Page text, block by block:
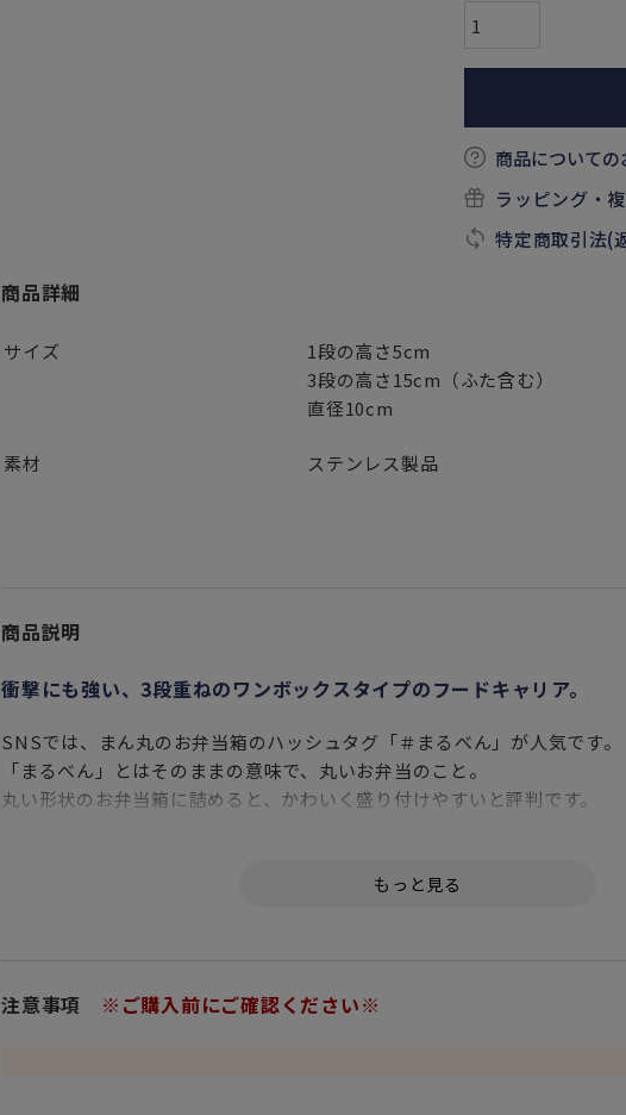
商品について
ラッピング・
特定商取引法(
商品詳細
サイズ
1段の高さ5cm
3段の高さ15cm（ふた含む）
直径10cm
素材 ステンレス製品
商品説明
衝撃にも強い、3段重ねのワンボックスタイプのフードキャリア。
SNSでは、まん丸のお弁当箱のハッシュタグ「＃まるべん」が人気です。
「まるべん」とはそのままの意味で、丸いお弁当のこと。
丸い形状のお弁当箱に詰めると、かわいく盛り付けやすいと評判です。
お弁当箱を開けるランチタイムの楽しみも広がります。
注意事項 ※ご購入前にご確認ください※